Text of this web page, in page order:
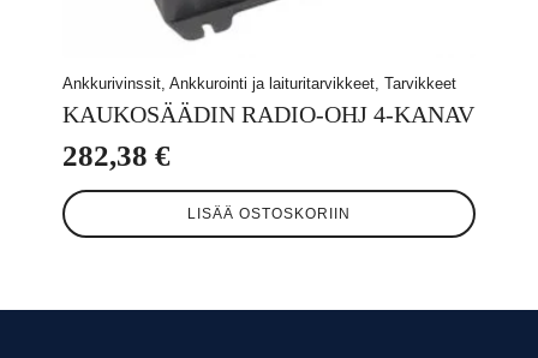
Ankkurivinssit, Ankkurointi ja laituritarvikkeet, Tarvikkeet
KAUKOSÄÄDIN RADIO-OHJ 4-KANAV
282,38 €
LISÄÄ OSTOSKORIIN